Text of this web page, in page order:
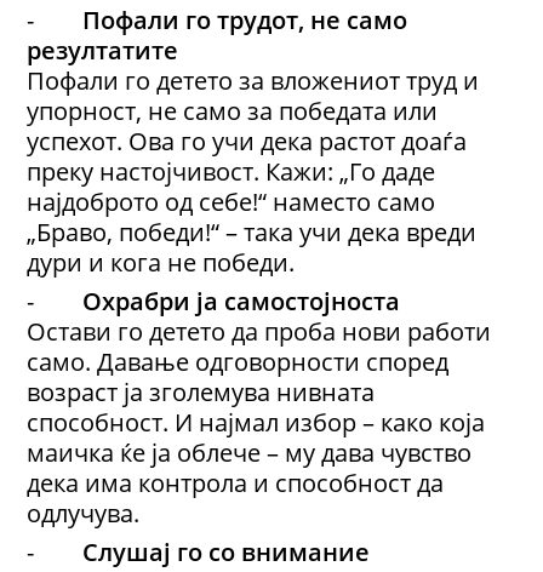
- Пофали го трудот, не само
резултатите
Пофали го детето за вложениот труд и
упорност, не само за победата или
успехот. Ова го учи дека растот доаѓа
преку настојчивост. Кажи: „Го даде
најдоброто од себе!“ наместо само
„Браво, победи!“ – така учи дека вреди
дури и кога не победи.
- Охрабри ја самостојноста
Остави го детето да проба нови работи
само. Давање одговорности според
возраст ја зголемува нивната
способност. И најмал избор – како која
маичка ќе ја облече – му дава чувство
дека има контрола и способност да
одлучува.
- Слушај го со внимание